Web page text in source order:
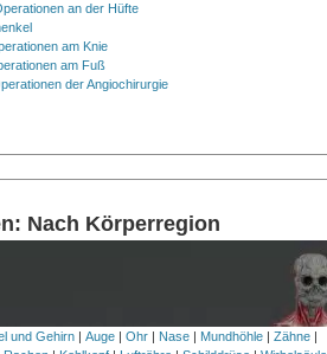
an der Hüfte
am Knie
am Fuß
der Angiochirurgie
Nach Körperregion
und Gehirn |Auge |Ohr Nase Mundhöhle |Zähne